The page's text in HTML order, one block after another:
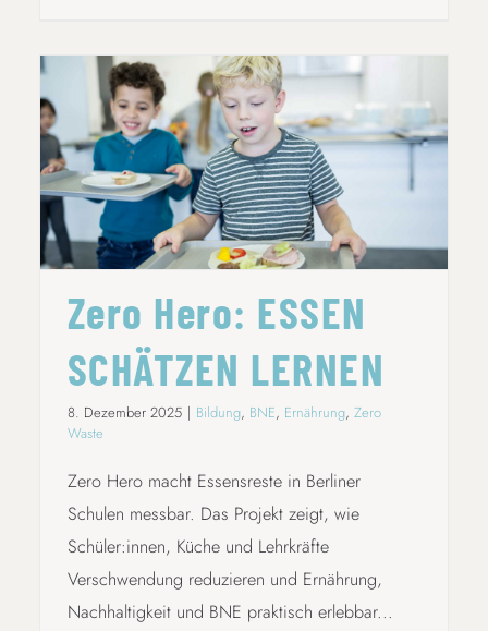
ZERO HERO: ESSEN SCHÄTZEN LERNEN
Zero Hero: ESSEN
SCHÄTZEN LERNEN
8. Dezember 2025 | Bildung, BNE, Ernährung, Zero
Waste
Zero Hero macht Essensreste in Berliner
Schulen messbar. Das Projekt zeigt, wie
Schüler:innen, Küche und Lehrkräfte
Verschwendung reduzieren und Ernährung,
Nachhaltigkeit und BNE praktisch erlebbar...